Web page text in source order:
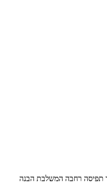
תפיסה רחבה המשלבת הבנה